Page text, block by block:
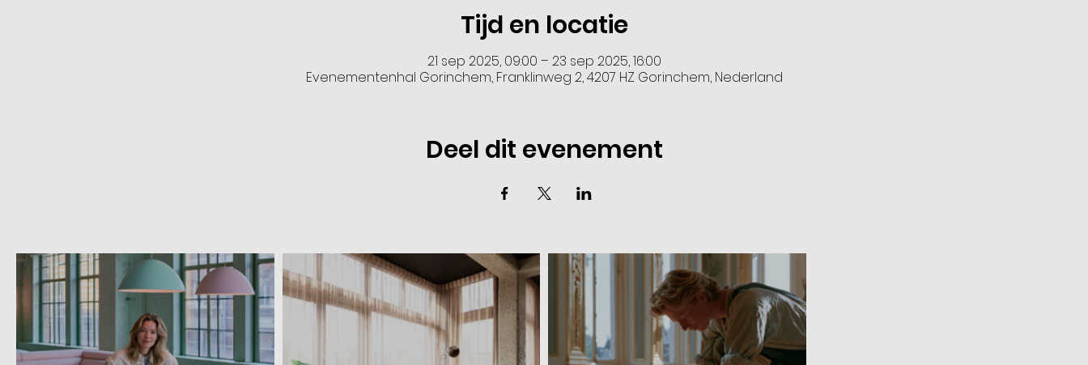
Tijd en locatie
21 sep 2025, 09:00 – 23 sep 2025, 16:00
Evenementenhal Gorinchem, Franklinweg 2, 4207 HZ Gorinchem, Nederland
Deel dit evenement